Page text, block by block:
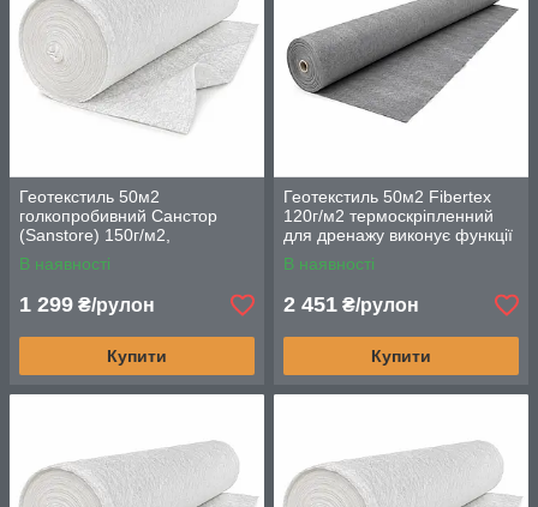
Геотекстиль 50м2
голкопробивний Санстор
(Sanstore) 150г/м2,
будівельний для дренажу та
фільтрації
В наявності
1 299 ₴/рулон
Купити
Геотекстиль 50м2 Fiberteх
120г/м2 термоскріпленний
для дренажу виконує функції
утеплювача, роздільника і
фільтра
В наявності
2 451 ₴/рулон
Купити